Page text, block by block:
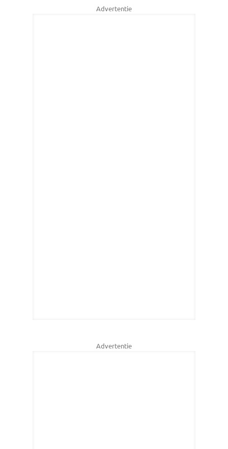
Advertentie
Advertentie